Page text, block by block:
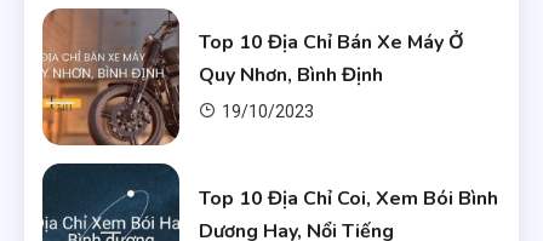
Top 10 Địa Chỉ Bán Xe Máy Ở
Quy Nhơn, Bình Định
19/10/2023
Top 10 Địa Chỉ Coi, Xem Bói Bình
Dương Hay, Nổi Tiếng